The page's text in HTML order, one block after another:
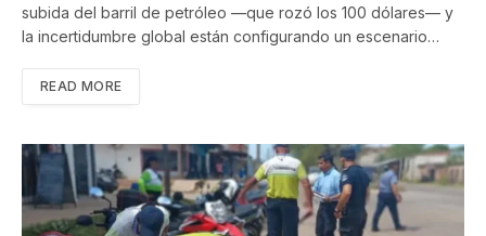
subida del barril de petróleo —que rozó los 100 dólares— y
la incertidumbre global están configurando un escenario…
READ MORE